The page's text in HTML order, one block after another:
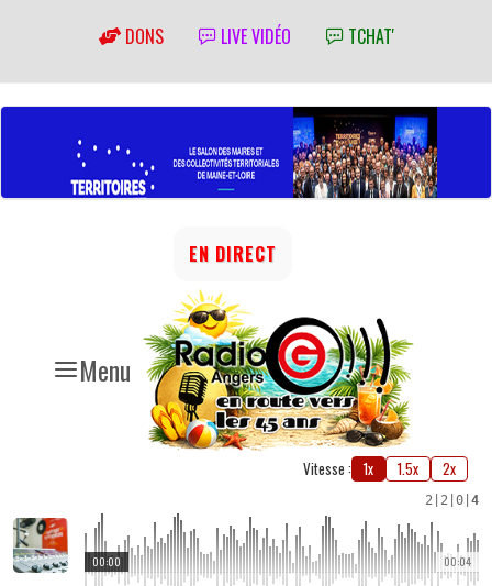
DONS LIVE VIDÉO TCHAT'
Menu
EN DIRECT
Vitesse : 1x 1.5x 2x
2 2 0 4
00:04
00:00